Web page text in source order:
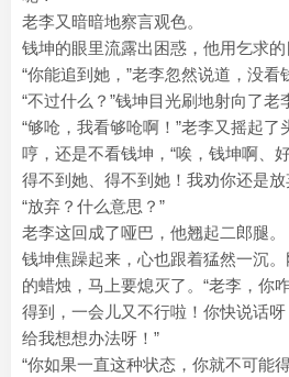
老李又暗暗地察言观色。
钱坤的眼里流露出困惑，他用乞求的
“你能追到她，”老李忽然说道，没
“不过什么？”钱坤目光刷地射向了老
“够呛，我看够呛啊！”老李又摇起
哼，还是不看钱坤，“唉，钱坤啊、
得不到她、得不到她！我劝你还是放
“放弃？什么意思？”
老李这回成了哑巴，他翘起二郎腿。
钱坤焦躁起来，心也跟着猛然一沉
的蜡烛，马上要熄灭了。“老李，你
得到，一会儿又不行啦！你快说话
给我想想办法呀！”
“你如果一直这种状态，你就不可能